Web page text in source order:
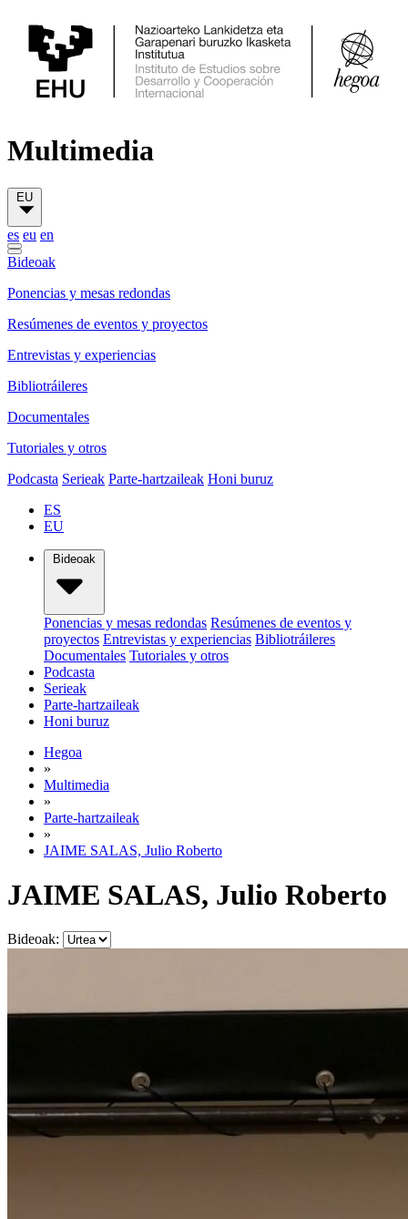
Multimedia
EU
es eu en
Bideoak
Ponencias y mesas redondas
Resúmenes de eventos y proyectos
Entrevistas y experiencias
Bibliotráileres
Documentales
Tutoriales y otros
Podcasta Serieak Parte-hartzaileak Honi buruz
ES
EU
Bideoak
Ponencias y mesas redondas Resúmenes de eventos y
proyectos Entrevistas y experiencias Bibliotráileres
Documentales Tutoriales y otros
Podcasta
Serieak
Parte-hartzaileak
Honi buruz
Hegoa
»
Multimedia
»
Parte-hartzaileak
»
JAIME SALAS, Julio Roberto
JAIME SALAS, Julio Roberto
Bideoak: